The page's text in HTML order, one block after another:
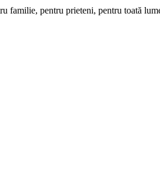
familie, pentru prieteni, pentru toată